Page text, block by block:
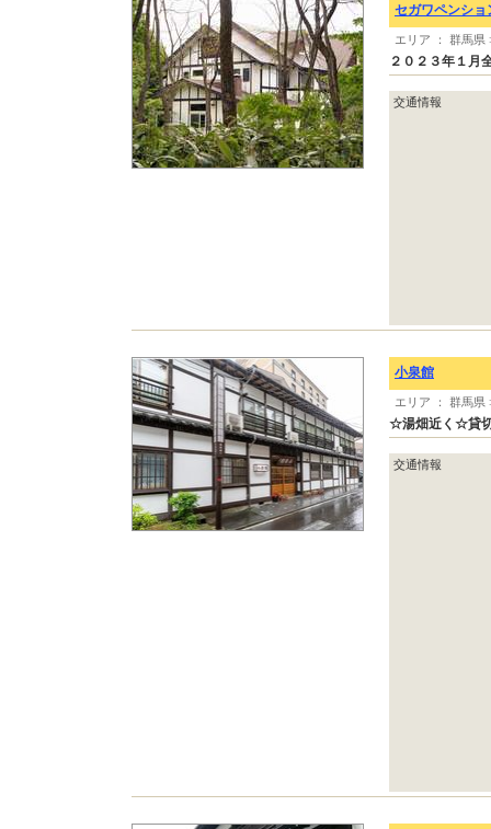
セガワペンショ
エリア ： 群馬県
２０２３年１月
交通情報
小泉館
エリア ： 群馬県
☆湯畑近く☆貸切
交通情報